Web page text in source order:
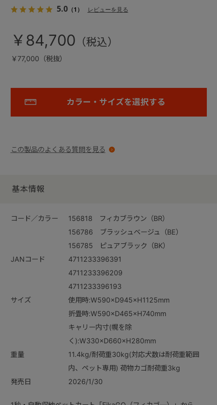
5.0（1） レビューを見る
￥84,700
￥77,000（税抜）
カラー・サイズを選択する
この製品のよくある質問を見る
基本情報
コード／カラー
156818 フィカブラウン（BR）
156786 ブラッシュベージュ（BE）
156785 ピュアブラック（BK）
JANコード
4711233396391
4711233396209
4711233396193
サイズ
使用時:W590×D945×H1125mm
折畳時:W590×D465×H740mm
キャリー内寸(幌を除
く):W330×D660×H280mm
重量
11.4kg/耐荷重30kg(対応犬数は耐荷重範囲
内、ペット専用) 荷物カゴ耐荷重3kg
発売日
2026/1/30